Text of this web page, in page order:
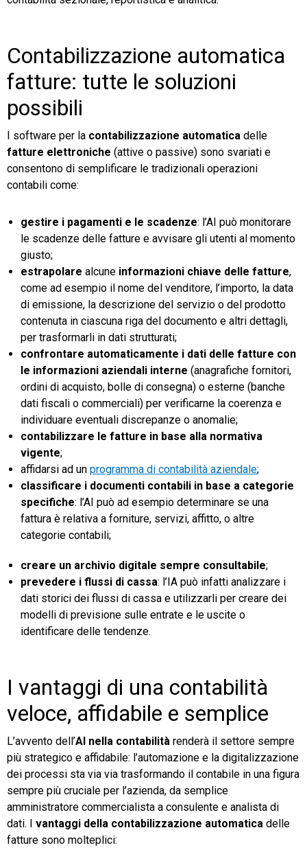
Contabilizzazione automatica
fatture: tutte le soluzioni
possibili
I software per la contabilizzazione automatica delle
fatture elettroniche (attive o passive) sono svariati e
consentono di semplificare le tradizionali operazioni
contabili come:
gestire i pagamenti e le scadenze: l’AI può monitorare
le scadenze delle fatture e avvisare gli utenti al momento
giusto;
estrapolare alcune informazioni chiave delle fatture,
come ad esempio il nome del venditore, l’importo, la data
di emissione, la descrizione del servizio o del prodotto
contenuta in ciascuna riga del documento e altri dettagli,
per trasformarli in dati strutturati;
confrontare automaticamente i dati delle fatture con
le informazioni aziendali interne (anagrafiche fornitori,
ordini di acquisto, bolle di consegna) o esterne (banche
dati fiscali o commerciali) per verificarne la coerenza e
individuare eventuali discrepanze o anomalie;
contabilizzare le fatture in base alla normativa
vigente;
affidarsi ad un programma di contabilità aziendale;
classificare i documenti contabili in base a categorie
specifiche: l’AI può ad esempio determinare se una
fattura è relativa a forniture, servizi, affitto, o altre
categorie contabili;
creare un archivio digitale sempre consultabile;
prevedere i flussi di cassa: l’IA può infatti analizzare i
dati storici dei flussi di cassa e utilizzarli per creare dei
modelli di previsione sulle entrate e le uscite o
identificare delle tendenze.
I vantaggi di una contabilità
veloce, affidabile e semplice
L’avvento dell’AI nella contabilità renderà il settore sempre
più strategico e affidabile: l’automazione e la digitalizzazione
dei processi sta via via trasformando il contabile in una figura
sempre più cruciale per l’azienda, da semplice
amministratore commercialista a consulente e analista di
dati. I vantaggi della contabilizzazione automatica delle
fatture sono molteplici: